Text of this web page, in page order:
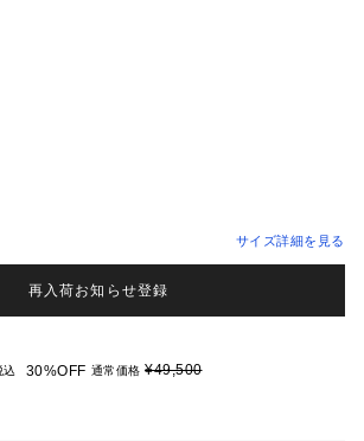
サイズ詳細を見る
再入荷お知らせ登録
込 30%OFF 通常価格 ¥49,500